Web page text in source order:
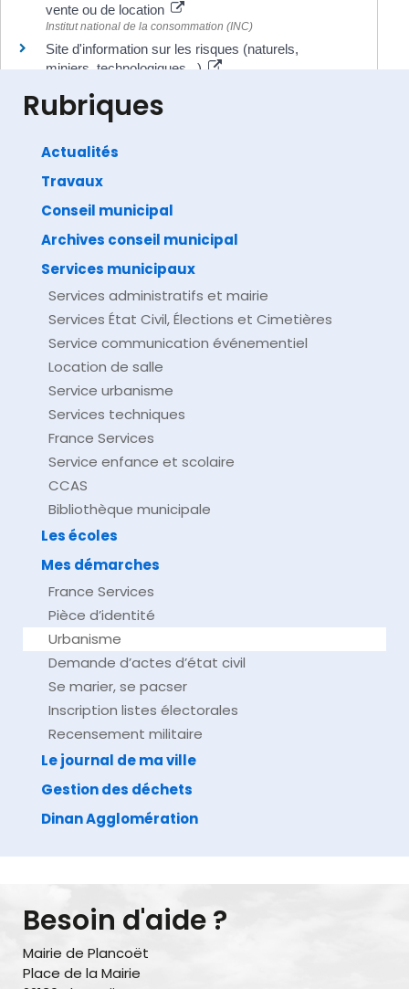
vente ou de location
Institut national de la consommation (INC)
Site d'information sur les risques (naturels,
miniers, technologiques...)
Direction de l'information légale et administrative
Rubriques
Actualités
Travaux
Conseil municipal
Archives conseil municipal
Services municipaux
Services administratifs et mairie
Services État Civil, Élections et Cimetières
Service communication événementiel
Location de salle
Service urbanisme
Services techniques
France Services
Service enfance et scolaire
CCAS
Bibliothèque municipale
Les écoles
Mes démarches
France Services
Pièce d’identité
Urbanisme
Demande d’actes d’état civil
Se marier, se pacser
Inscription listes électorales
Recensement militaire
Le journal de ma ville
Gestion des déchets
Dinan Agglomération
Besoin d'aide ?
Mairie de Plancoët
Place de la Mairie